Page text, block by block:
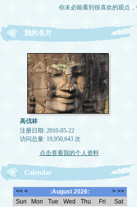
你未必能看到很喜欢的观点
我的名片
高伐林
注册日期: 2010-05-22
访问总量: 19,950,643 次
点击查看我的个人资料
Calendar